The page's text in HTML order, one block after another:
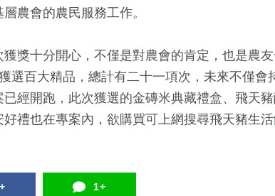
農會的農民服務工作。
獎十分開心，不僅是對農會的肯定，也是農
選百大精品，總計有二十一項次，未來不僅會
已經開跑，此次獲選的金磚米典藏禮盒、飛天
禮也在專案內，欲購買可上網搜尋飛天豬生
1+